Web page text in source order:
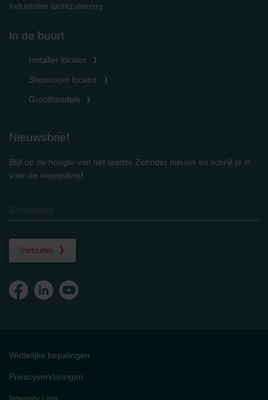
Industriële luchtzuivering
In de buurt
Installer locator
Showroom locator
Groothandels
Nieuwsbrief
Blijf op de hoogte van het laatste Zehnder nieuws en schrijf je in
voor de nieuwsbrief
Versturen
Wettelijke bepalingen
Privacyverklaringen
Integrity Line